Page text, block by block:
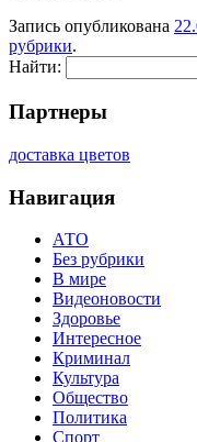
Запись опубликована
рубрики.
Найти:
Партнеры
доставка цветов
Навигация
АТО
Без рубрики
В мире
Видеоновости
Здоровье
Интересное
Криминал
Культура
Общество
Политика
Спорт